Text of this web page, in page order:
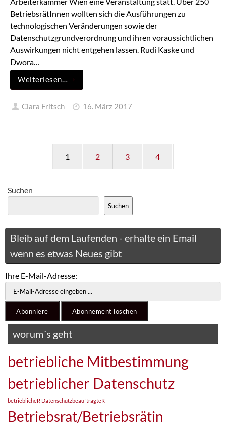
BetriebsrätInnen wollten sich die Ausführungen zu
technologischen Veränderungen sowie der
Datenschutzgrundverordnung und ihren voraussichtlichen
Auswirkungen nicht entgehen lassen. Rudi Kaske und
Dwora…
Weiterlesen…
Clara Fritsch 16. März 2017
1 2 3 4
Suchen
Suchen
Bleib auf dem Laufenden - erhalte ein Email
wenn es etwas Neues gibt
Ihre E-Mail-Adresse:
worum´s geht
betriebliche Mitbestimmung
betrieblicher Datenschutz
betrieblicheR DatenschutzbeauftragteR
Betriebsrat/Betriebsrätin